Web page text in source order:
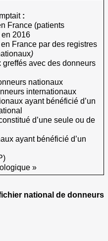
:
France (patients
2016
France par des registres
)
avec des donneurs
nationaux
internationaux
ayant bénéficié d’un
d’une seule ou de
ayant bénéficié d’un
»
national de donneurs